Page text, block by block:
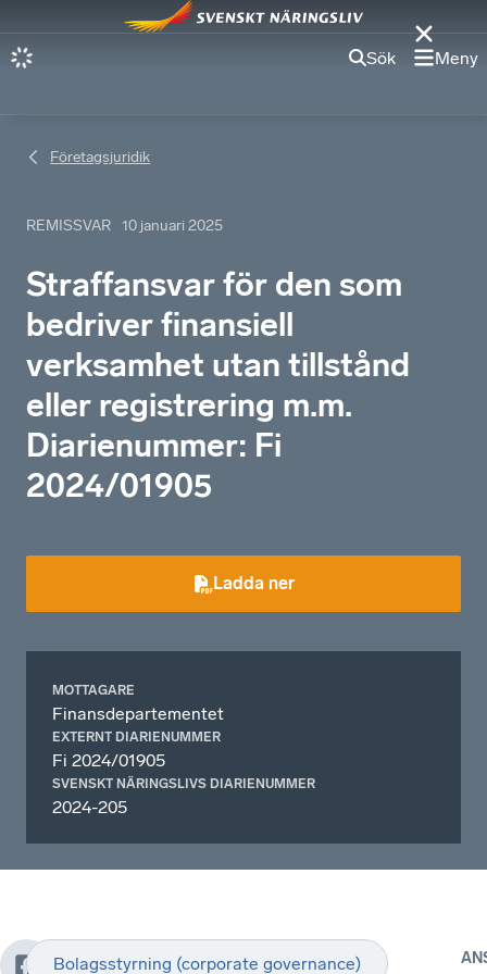
Sök Meny
Företagsjuridik
REMISSVAR 10 januari 2025
Straffansvar för den som
bedriver finansiell
verksamhet utan tillstånd
eller registrering m.m.
Diarienummer: Fi
2024/01905
Ladda ner
MOTTAGARE
Finansdepartementet
EXTERNT DIARIENUMMER
Fi 2024/01905
SVENSKT NÄRINGSLIVS DIARIENUMMER
2024-205
Bolagsstyrning (corporate governance)